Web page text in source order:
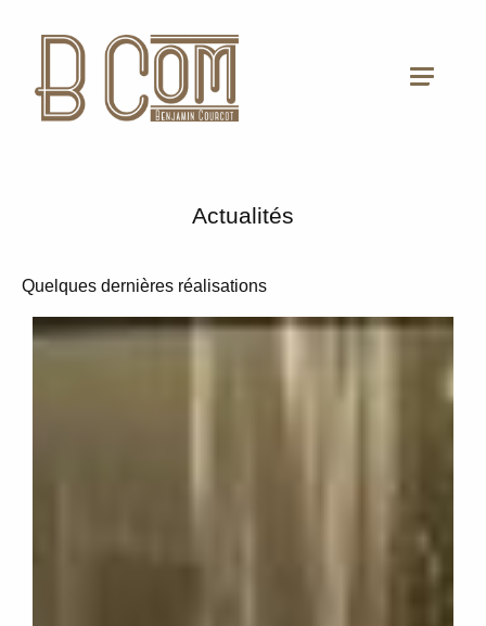
Actualités
Quelques dernières réalisations